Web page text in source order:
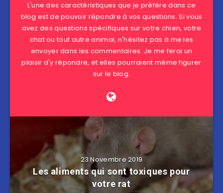
L'une des caractéristiques que je préfère dans ce
blog est de pouvoir répondre à vos questions. Si vous
avez des questions spécifiques sur votre chien, votre
chat ou tout autre animal, n'hésitez pas à me les
envoyer dans les commentaires. Je me ferai un
plaisir d'y répondre, et elles pourraient même figurer
sur le blog.
23 Novembre 2019
Les aliments qui sont toxiques pour
votre rat